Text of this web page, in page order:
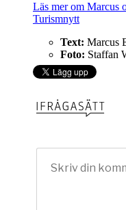
Läs mer om Marcus
Turismnytt
Text: Marcus
Foto: Staffan